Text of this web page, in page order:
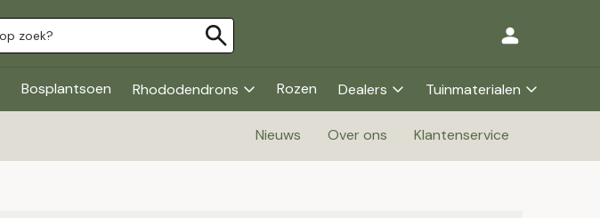
Bosplantsoen Rhododendrons Rozen Dealers Tuinmaterialen
Nieuws Over ons Klantenservice